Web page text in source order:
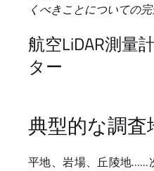
くべきことについての
航空LiDAR測量
ター
典型的な調
平地、岩場、丘陵地……